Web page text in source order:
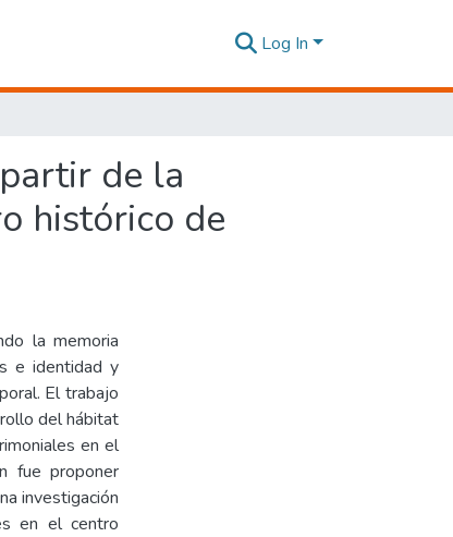
Log In
de la
histórico de
la memoria
e identidad y
El trabajo
del hábitat
en el
fue proponer
investigación
en el centro